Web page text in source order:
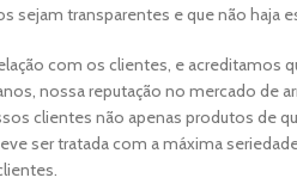
transparentes e que não haja
com os clientes, e acreditamos
nossa reputação no mercado de
clientes não apenas produtos de
ser tratada com a máxima